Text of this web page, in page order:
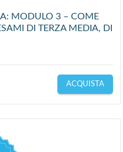
MODULO 3 – COME
DI TERZA MEDIA, DI
ACQUISTA